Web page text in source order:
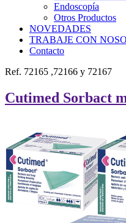
Endoscopía
Otros Productos
NOVEDADES
TRABAJE CON
Contacto
Ref. 72165 ,72166 y 72167
Cutimed Sorbact